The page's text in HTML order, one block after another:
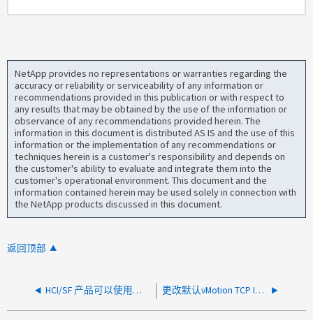
NetApp provides no representations or warranties regarding the
accuracy or reliability or serviceability of any information or
recommendations provided in this publication or with respect to
any results that may be obtained by the use of the information or
observance of any recommendations provided herein. The
information in this document is distributed AS IS and the use of this
information or the implementation of any recommendations or
techniques herein is a customer's responsibility and depends on
the customer's ability to evaluate and integrate them into the
customer's operational environment. This document and the
information contained herein may be used solely in connection with
the NetApp products discussed in this document.
返回顶部
HCI/SF 产品可以使用以下哪种串行 / 控制台缆线？ 更改默认vMotion TCP IP堆栈后NDE扩展是否正常工作